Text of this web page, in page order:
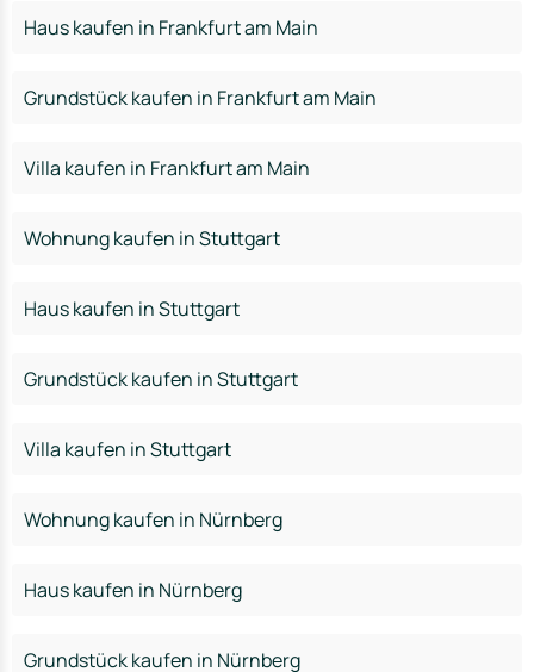
Haus kaufen in Frankfurt am Main
Grundstück kaufen in Frankfurt am Main
Villa kaufen in Frankfurt am Main
Wohnung kaufen in Stuttgart
Haus kaufen in Stuttgart
Grundstück kaufen in Stuttgart
Villa kaufen in Stuttgart
Wohnung kaufen in Nürnberg
Haus kaufen in Nürnberg
Grundstück kaufen in Nürnberg